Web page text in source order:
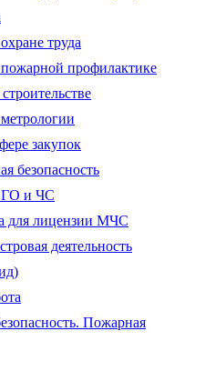
труда
профилактике
закупок
безопасность
ГО и ЧС
для лицензии МЧС
деятельность
Пожарная